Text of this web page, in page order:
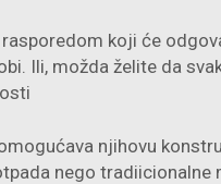
koji će
Ili, možda želite da
njihovu
nego tradiicionalne